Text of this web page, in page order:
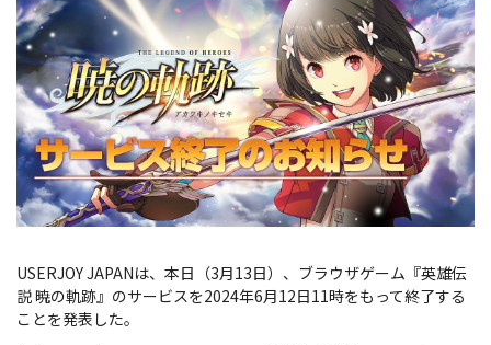
USERJOY JAPANは、本日（3月13日）、ブラウザゲーム『英雄伝
説 暁の軌跡』のサービスを2024年6月12日11時をもって終了する
ことを発表した。